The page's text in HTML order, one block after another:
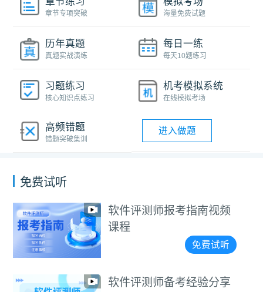
章节专项突破 海量免费试题
历年真题
真题实战演练
每日一练
每天10题练习
习题练习
核心知识点练习
机考模拟系统
在线模拟考场
高频错题
错题突破集训
进入做题
免费试听
软件评测师报考指南视频
课程
免费试听
软件评测师备考经验分享